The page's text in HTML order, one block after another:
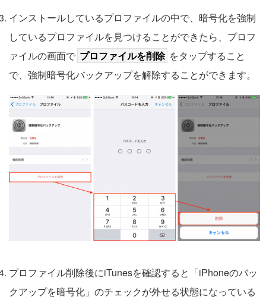
インストールしているプロファイルの中で、暗号化を強制
しているプロファイルを見つけることができたら、プロフ
ァイルの画面で プロファイルを削除 をタップすること
で、強制暗号化バックアップを解除することができます。
プロファイル削除後にiTunesを確認すると「iPhoneのバッ
クアップを暗号化」のチェックが外せる状態になっている